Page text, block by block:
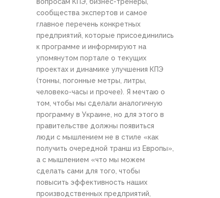
сообщества экспертов и самое
главное перечень конкретных
предприятий, которые присоединились
к программе и информируют на
упомянутом портале о текущих
проектах и динамике улучшения КПЭ
(тонны, погонные метры, литры,
человеко-часы и прочее). Я мечтаю о
том, чтобы мы сделали аналогичную
программу в Украине, но для этого в
правительстве должны появиться
люди с мышлением не в стиле «как
получить очередной транш из Европы»,
а с мышлением «что мы можем
сделать сами для того, чтобы
повысить эффективность наших
производственных предприятий,